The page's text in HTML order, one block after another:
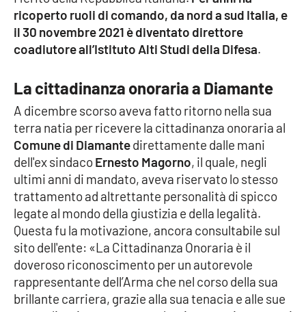
EDIZIONI
LOCALI
Catanzaro
Crotone
Vibo Valentia
Reggio Calabria
Cosenza
Lamezia Terme
PROGETTI
ricoperto ruoli di comando, da nord a sud Italia, e
il 30 novembre 2021 è diventato direttore
coadiutore all’Istituto Alti Studi della Difesa.
La cittadinanza onoraria a Diamante
A dicembre scorso aveva fatto ritorno nella sua
terra natia per ricevere la cittadinanza onoraria al
Comune di Diamantedirettamente dalle mani
dell'ex sindacoErnesto Magorno, il quale, negli
ultimi anni di mandato, aveva riservato lo stesso
trattamento ad altrettante personalità di spicco
legate al mondo della giustizia e della legalità.
Questa fu la motivazione, ancora consultabile sul
sito dell'ente: «La Cittadinanza Onoraria è il
doveroso riconoscimento per un autorevole
rappresentante dell’Arma che nel corso della sua
brillante carriera, grazie alla sua tenacia e alle sue